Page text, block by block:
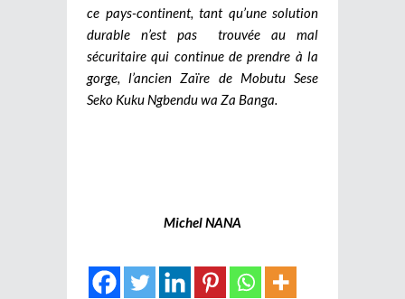
ce pays-continent, tant qu’une solution
durable n’est pas trouvée au mal
sécuritaire qui continue de prendre à la
gorge, l’ancien Zaïre de Mobutu Sese
Seko Kuku Ngbendu wa Za Banga.
Michel NANA